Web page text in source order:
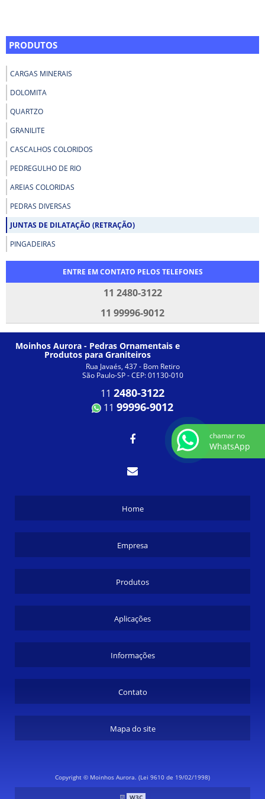
PRODUTOS
CARGAS MINERAIS
DOLOMITA
QUARTZO
GRANILITE
CASCALHOS COLORIDOS
PEDREGULHO DE RIO
AREIAS COLORIDAS
PEDRAS DIVERSAS
JUNTAS DE DILATAÇÃO (RETRAÇÃO)
PINGADEIRAS
ENTRE EM CONTATO PELOS TELEFONES
11 2480-3122
11 99996-9012
Moinhos Aurora - Pedras Ornamentais e
Produtos para Graniteiros
Rua Javaés, 437 - Bom Retiro
São Paulo-SP - CEP: 01130-010
11 2480-3122
11 99996-9012
Home
Empresa
Produtos
Aplicações
Informações
Contato
Mapa do site
Copyright © Moinhos Aurora. (Lei 9610 de 19/02/1998)
W3C
chamar no
WhatsApp